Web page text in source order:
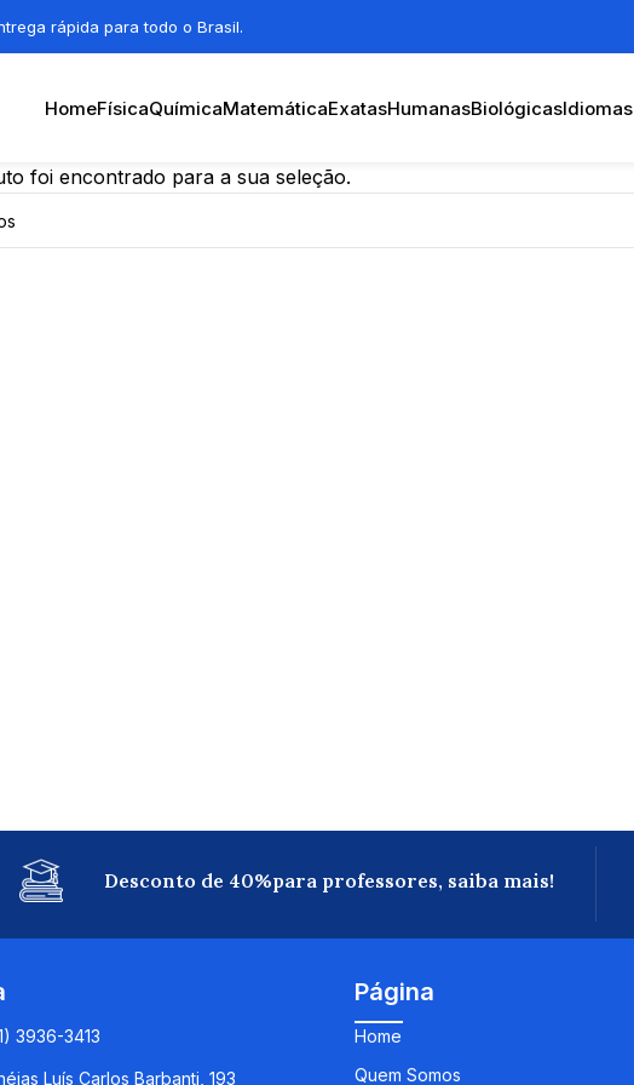
rápida para todo o Brasil.
HomeFísicaQuímicaMatemáticaExatasHumanasBiológicasIdiomas
foi encontrado para a sua seleção.
Desconto de 40%para professores, saiba mais!
3936-3413
Luís Carlos Barbanti, 193
Página
Home
Quem Somos